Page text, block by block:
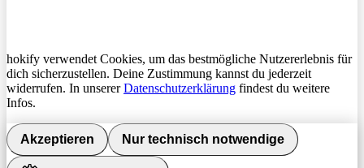
hokify verwendet Cookies, um das bestmögliche Nutzererlebnis für
dich sicherzustellen. Deine Zustimmung kannst du jederzeit
widerrufen. In unsererDatenschutzerklärung findest du weitere
Infos.
Akzeptieren Nur technisch notwendige